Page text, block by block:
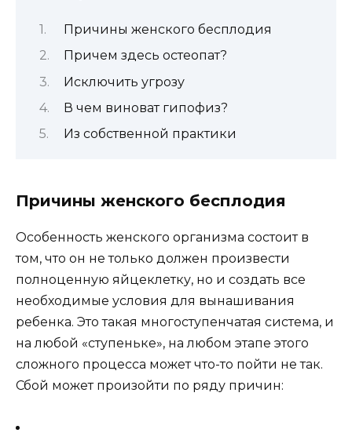
Причины женского бесплодия
Причем здесь остеопат?
Исключить угрозу
В чем виноват гипофиз?
Из собственной практики
Причины женского бесплодия
Особенность женского организма состоит в
том, что он не только должен произвести
полноценную яйцеклетку, но и создать все
необходимые условия для вынашивания
ребенка. Это такая многоступенчатая система, и
на любой «ступеньке», на любом этапе этого
сложного процесса может что-то пойти не так.
Сбой может произойти по ряду причин: